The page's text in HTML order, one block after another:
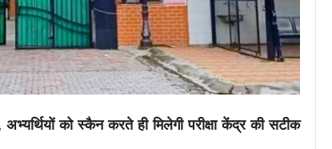
को स्कैन करते ही मिलेगी परीक्षा केंद्र की सटीक